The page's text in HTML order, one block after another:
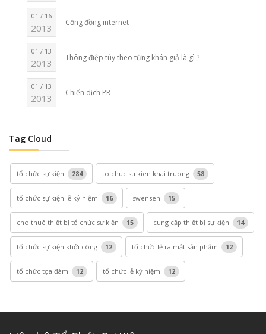
01 / 16
2013 Cộng đồng internet
01 / 13
2013 Thông điệp tùy theo từng khán giả là gì ?
01 / 13
2013 Chiến dịch PR
Tag Cloud
tổ chức sự kiện 284 to chuc su kien khai truong 58
tổ chức sự kiện lễ kỷ niệm 16 swensen 15
cho thuê thiết bị tổ chức sự kiện 15 cung cấp thiết bị sự kiện 14
tổ chức sự kiện khởi công 12 tổ chức lễ ra mắt sản phẩm 12
tổ chức tọa đàm 12 tổ chức lễ kỷ niệm 12